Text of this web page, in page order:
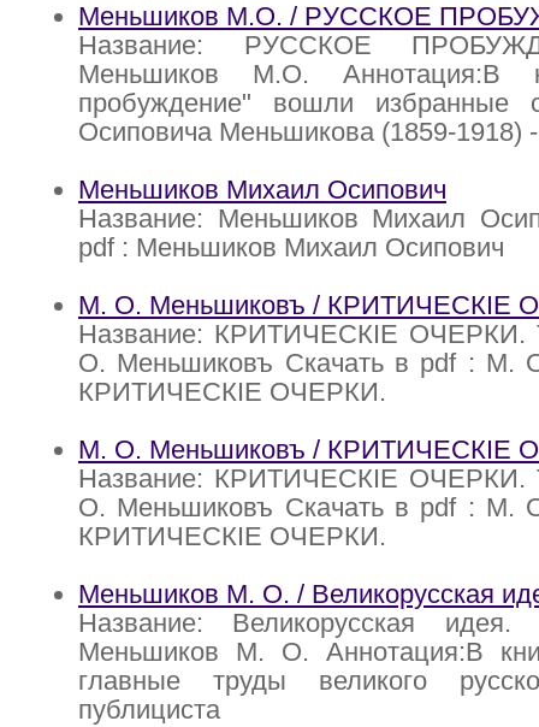
Меньшиков М.О. / РУССКОЕ
Название: РУССКОЕ
Меньшиков М.О. Аннотация:В
пробуждение" вошли избранные
Осиповича Меньшикова (1859-1918) -
Меньшиков Михаил Осипович
Название: Меньшиков Михаил
pdf : Меньшиков Михаил Осипович
М. О. Меньшиковъ / КРИТИЧЕСКIЕ
Название: КРИТИЧЕСКIЕ ОЧЕРКИ.
О. Меньшиковъ Скачать в pdf : М.
КРИТИЧЕСКIЕ ОЧЕРКИ.
М. О. Меньшиковъ / КРИТИЧЕСКIЕ
Название: КРИТИЧЕСКIЕ ОЧЕРКИ.
О. Меньшиковъ Скачать в pdf : М.
КРИТИЧЕСКIЕ ОЧЕРКИ.
Меньшиков М. О. / Великорусская
Название: Великорусская
Меньшиков М. О. Аннотация:В
главные труды великого
публициста